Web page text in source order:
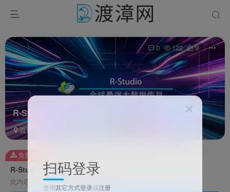
R-Studio代理Linux官方版
首页
0 122 9
R-Studio代理Linux官方版
此内容为免费资源，请登录后查看
免费资源
扫码登录
使用其它方式登录或注册